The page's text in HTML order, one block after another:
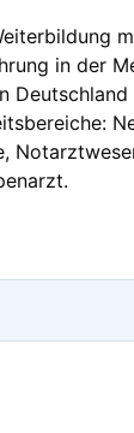
in der